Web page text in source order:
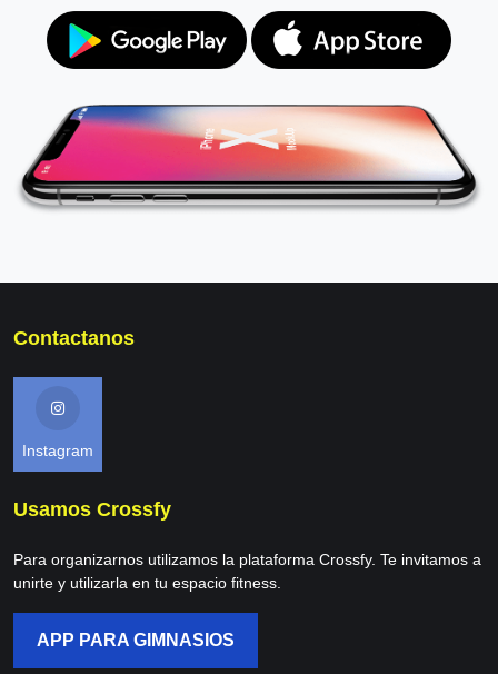
Contactanos
Instagram
Usamos Crossfy
Para organizarnos utilizamos la plataforma Crossfy. Te invitamos a
unirte y utilizarla en tu espacio fitness.
APP PARA GIMNASIOS